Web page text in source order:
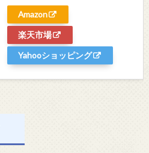
Amazon
楽天市場
Yahooショッピング